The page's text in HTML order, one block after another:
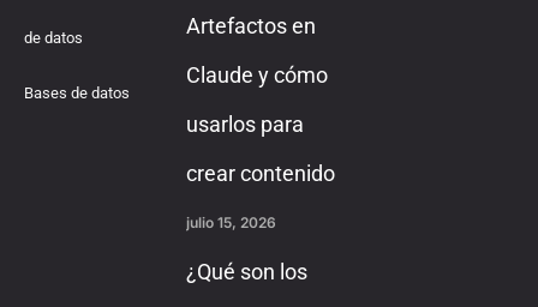
de datos
Bases de datos
Artefactos en
Claude y cómo
usarlos para
crear contenido
julio 15, 2026
¿Qué son los